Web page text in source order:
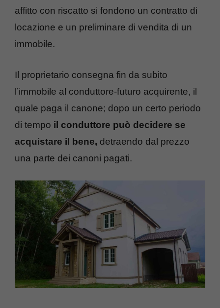
affitto con riscatto si fondono un contratto di
locazione e un preliminare di vendita di un
immobile.
Il proprietario consegna fin da subito
l’immobile al conduttore-futuro acquirente, il
quale paga il canone; dopo un certo periodo
di tempo il conduttore può decidere se
acquistare il bene, detraendo dal prezzo
una parte dei canoni pagati.